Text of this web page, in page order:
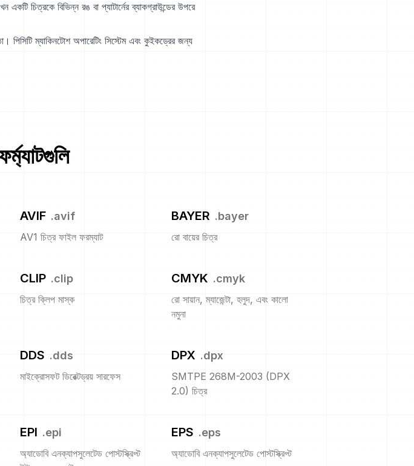
চিত্রকে বিভিন্ন রঙ বা প্যাটার্নের ব্যাকগ্রাউন্ডের উপরে
পিসিটি ম্যাকিনটোশ অপারেটিং সিস্টেম এবং কুইকড্রের জন্য
AVIF .avif
AV1 চিত্র ফাইল ফরম্যাট
BAYER .bayer
রো বায়ের চিত্র
CLIP .clip
চিত্র ক্লিপ মাস্ক
CMYK .cmyk
রো সায়ান, ম্যাজেন্টা, হলুদ, এবং কালো
নমুনা
DDS .dds
মাইক্রোসফট ডিরেক্টড্রয় সারফেস
DPX .dpx
SMTPE 268M-2003 (DPX
2.0) চিত্র
EPI .epi
অ্যাডোবি এনক্যাপসুলেটেড পোস্টস্ক্রিপ্ট
EPS .eps
অ্যাডোবি এনক্যাপসুলেটেড পোস্টস্ক্রিপ্ট